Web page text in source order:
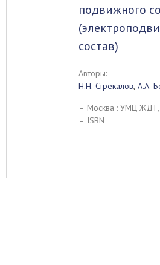
подвижного
состав)
Авторы:
Н.Н. Стрекалов, А.А.
– Москва : УМЦ
– ISBN